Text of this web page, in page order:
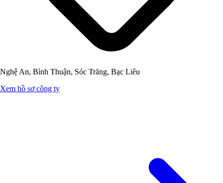
Nghệ An, Bình Thuận, Sóc Trăng, Bạc Liêu
Xem hồ sơ công ty